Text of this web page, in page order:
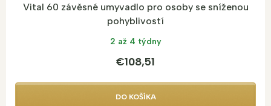
Vital 60 závěsné umyvadlo pro osoby se sníženou
pohyblivostí
2 až 4 týdny
€108,51
DO KOŠÍKA